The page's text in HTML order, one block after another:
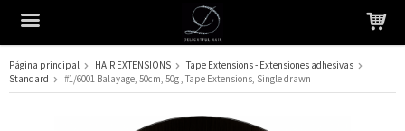
El producto ha sido añadido a su carrito
Página principal HAIR EXTENSIONS
Tape Extensions - Extensiones adhesivas
Standard
#1/6001 Balayage, 50cm, 50g , Tape Extensions, Single drawn